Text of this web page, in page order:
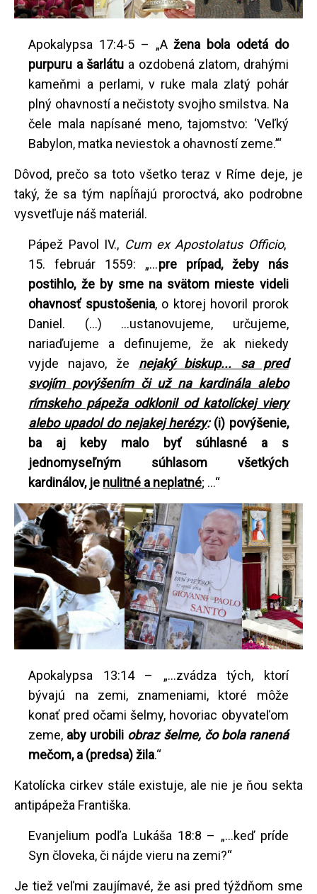
Apokalypsa 17:4-5 – „Ažena bola odetá do
purpuru a šarlátu a ozdobená zlatom, drahými
kameňmi a perlami, v ruke mala zlatý pohár
plný ohavností a nečistoty svojho smilstva. Na
čele mala napísané meno, tajomstvo: ‘Veľký
Babylon, matka neviestok a ohavností zeme.’“
Dôvod, prečo sa toto všetko teraz v Ríme deje, je
taký, že sa tým napĺňajú proroctvá, ako podrobne
vysvetľuje náš materiál.
Pápež Pavol IV., Cum ex Apostolatus Officio,
15. február 1559: „...pre prípad, žeby nás
postihlo, že by sme na svätom mieste videli
ohavnosť spustošenia, o ktorej hovoril prorok
Daniel. (…) ...ustanovujeme, určujeme,
nariaďujeme a definujeme, že ak niekedy
vyjde najavo, že nejaký biskup... sa pred
svojím povýšením či už na kardinála alebo
rímskeho pápeža odklonil od katolíckej viery
alebo upadol do nejakej herézy:(i) povýšenie,
ba aj keby malo byť súhlasné a s
jednomyseľným súhlasom všetkých
kardinálov, je nulitné a neplatné; ...“
Apokalypsa 13:14 – „...zvádza tých, ktorí
bývajú na zemi, znameniami, ktoré môže
konať pred očami šelmy, hovoriac obyvateľom
zeme, aby urobili obraz šelme, čo bola ranená
mečom, a (predsa) žila.“
Katolícka cirkev stále existuje, ale nie je ňou sekta
antipápeža Františka.
Evanjelium podľa Lukáša 18:8 – „…keď príde
Syn človeka, či nájde vieru na zemi?“
Je tiež veľmi zaujímavé, že asi pred týždňom sme